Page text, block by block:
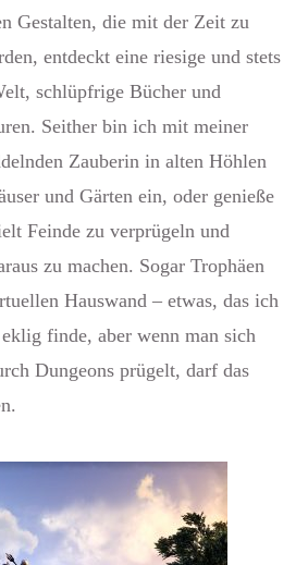
Gestalten, die mit der Zeit zu
entdeckt eine riesige und stets
schlüpfrige Bücher und
Seither bin ich mit meiner
Zauberin in alten Höhlen
und Gärten ein, oder genieße
Feinde zu verprügeln und
zu machen. Sogar Trophäen
Hauswand – etwas, das ich
finde, aber wenn man sich
Dungeons prügelt, darf das